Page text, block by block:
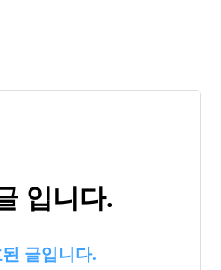
입니다.
글입니다.